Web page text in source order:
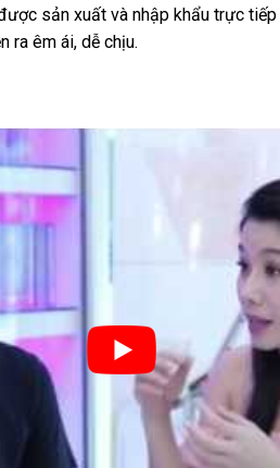
sản xuất và nhập khẩu trực
ra êm ái, dễ chịu.